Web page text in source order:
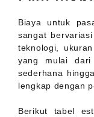
Biaya untuk
sangat
teknologi,
yang mulai
sederhana
lengkap dengan
Berikut tabel